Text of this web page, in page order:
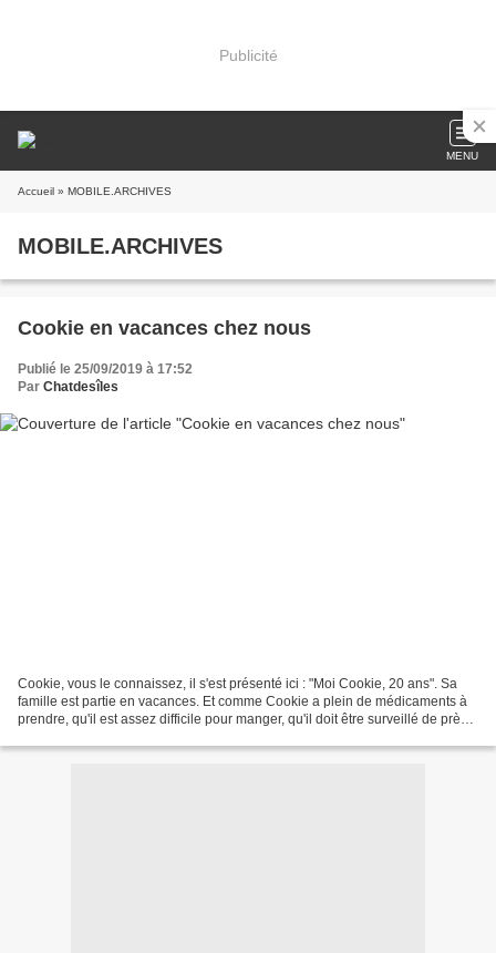
Publicité
MENU
Accueil » MOBILE.ARCHIVES
MOBILE.ARCHIVES
Cookie en vacances chez nous
Publié le 25/09/2019 à 17:52
Par Chatdesîles
Cookie, vous le connaissez, il s'est présenté ici : "Moi Cookie, 20 ans". Sa
famille est partie en vacances. Et comme Cookie a plein de médicaments à
prendre, qu'il est assez difficile pour manger, qu'il doit être surveillé de près,